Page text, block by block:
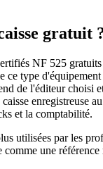
gratuit
NF 525
ce type
de l'éditeur choisi
enregistreuse
et la comptabilité.
utilisées par les
une référence